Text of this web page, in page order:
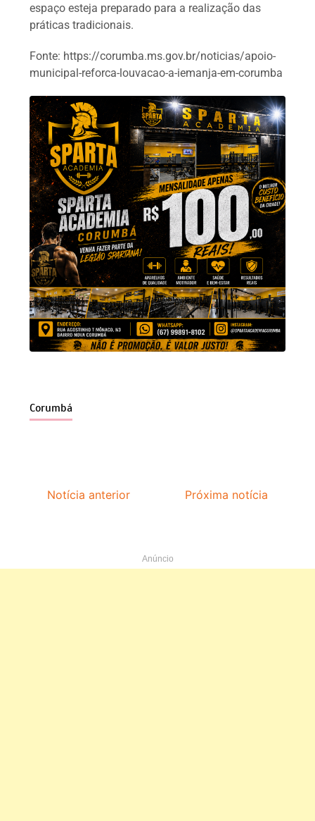
espaço esteja preparado para a realização das
práticas tradicionais.
Fonte: https://corumba.ms.gov.br/noticias/apoio-
municipal-reforca-louvacao-a-iemanja-em-corumba
Corumbá
Notícia anterior Próxima notícia
Anúncio